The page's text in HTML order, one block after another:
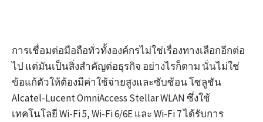
การเชื่อมต่อมือถือทั่วทั้งองค์กรไม่ใช่เรื่องทางเลือกอีกต่อ
ไป แต่มันเป็นสิ่งสำคัญต่อธุรกิจ อย่างไรก็ตาม นั่นไม่ใช่
ข้อแก้ตัวให้ต้องมีค่าใช้จ่ายสูงและซับซ้อน โซลูชัน
Alcatel-Lucent OmniAccess Stellar WLAN ซึ่งใช้
เทคโนโลยี Wi-Fi 5, Wi-Fi 6/6E และ Wi-Fi 7 ได้รับการ